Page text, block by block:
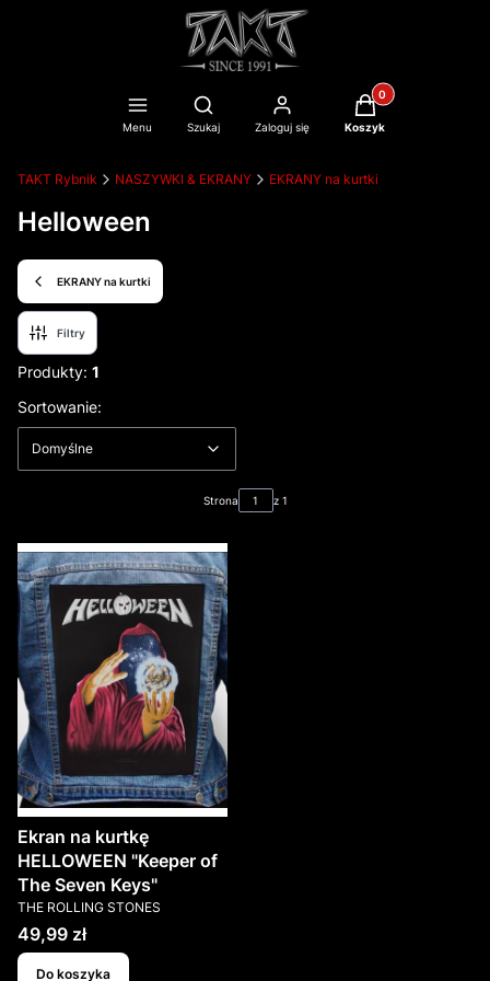
Menu
Otwórz wyszukiwarkę
Szukaj Zaloguj się
Produkty w
Koszyk
TAKT Rybnik NASZYWKI & EKRANY EKRANY na kurtki
Helloween
EKRANY na kurtki
Filtry
Produkty: 1
Lista produktów
Sortowanie:
Domyślne
Strona z 1
Ekran na kurtkę
HELLOWEEN "Keeper of
The Seven Keys"
PRODUCENT
THE ROLLING STONES
Cena
49,99 zł
Do koszyka